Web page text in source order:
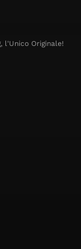
l'Unico Originale!